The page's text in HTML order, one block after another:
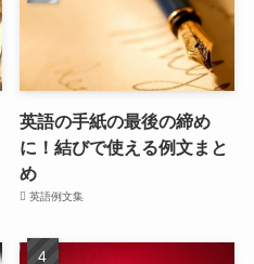
英語の手紙の最後の締め
に！結びで使える例文まと
め
英語例文集